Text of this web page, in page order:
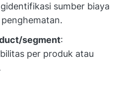
sumber biaya
segment:
per produk atau